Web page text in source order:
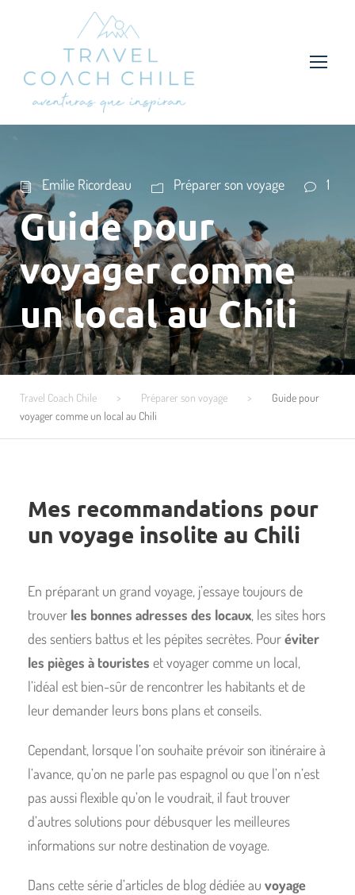
Emilie Ricordeau Préparer son voyage 1
Guide pour
voyager comme
un local au Chili
Travel Coach Chile > Préparer son voyage >
Guide pour
voyager comme un local au Chili
Mes recommandations pour
un voyage insolite au Chili
En préparant un grand voyage, j’essaye toujours de
trouver les bonnes adresses des locaux, les sites hors
des sentiers battus et les pépites secrètes. Pouréviter
les pièges à touristes et voyager comme un local,
l’idéal est bien-sûr de rencontrer les habitants et de
leur demander leurs bons plans et conseils.
Cependant, lorsque l’on souhaite prévoir son itinéraire à
l’avance, qu’on ne parle pas espagnol ou que l’on n’est
pas aussi flexible qu’on le voudrait, il faut trouver
d’autres solutions pour débusquer les meilleures
informations sur notre destination de voyage.
Dans cette série d’articles de blog dédiée au voyage